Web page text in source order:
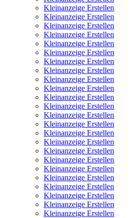
Kleinanzeige Erstellen
Kleinanzeige Erstellen
Kleinanzeige Erstellen
Kleinanzeige Erstellen
Kleinanzeige Erstellen
Kleinanzeige Erstellen
Kleinanzeige Erstellen
Kleinanzeige Erstellen
Kleinanzeige Erstellen
Kleinanzeige Erstellen
Kleinanzeige Erstellen
Kleinanzeige Erstellen
Kleinanzeige Erstellen
Kleinanzeige Erstellen
Kleinanzeige Erstellen
Kleinanzeige Erstellen
Kleinanzeige Erstellen
Kleinanzeige Erstellen
Kleinanzeige Erstellen
Kleinanzeige Erstellen
Kleinanzeige Erstellen
Kleinanzeige Erstellen
Kleinanzeige Erstellen
Kleinanzeige Erstellen